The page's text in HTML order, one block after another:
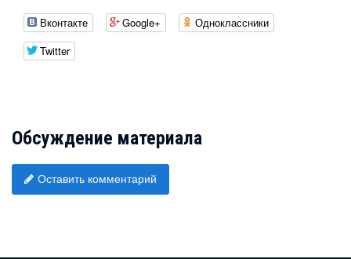
Вконтакте Google+
Одноклассники
Twitter
Обсуждение материала
Оставить комментарий